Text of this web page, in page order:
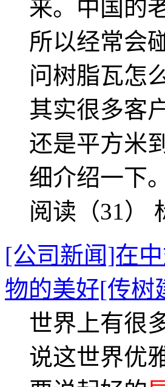
来。中国的
所以经常会
问树脂瓦怎
其实很多客
还是平方米
细介绍一下。
阅读（31）
[公司新闻]在
物的美好[传树
世界上有很
说这世界优